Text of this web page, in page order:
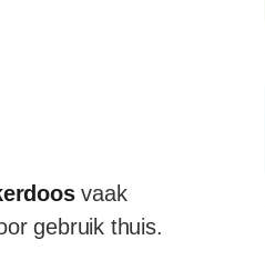
vaak
gebruik thuis.